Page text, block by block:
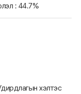
: 44.7%
хэлтэс